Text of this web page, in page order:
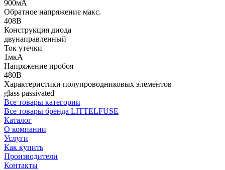
900мА
Обратное напряжение макс.
408В
Конструкция диода
двунаправленный
Ток утечки
1мкА
Напряжение пробоя
480В
Характеристики полупроводниковых элементов
glass passivated
Все товары категории
Все товары бренда LITTELFUSE
Каталог
О компании
Услуги
Как купить
Производители
Контакты